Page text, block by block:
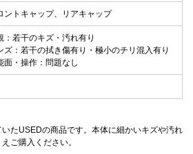
ントキャップ、リアキャップ
：若干のキズ・汚れ有り
ズ：若干の拭き傷有り・極小のチリ混入有り
面・操作：問題なし
たUSEDの商品です。本体に細かいキズや汚れ
ご購入ください。